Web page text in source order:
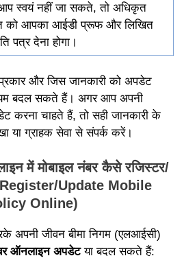
स्वयं नहीं जा सकते, तो अधिकृत
को आपका आईडी प्रूफ और लिखित
पत्र देना होगा।
और जिस जानकारी को अपडेट
बदल सकते हैं। अगर आप अपनी
करना चाहते हैं, तो सही जानकारी के
या ग्राहक सेवा से संपर्क करें।
में मोबाइल नंबर कैसे रजिस्टर/
Update Mobile
Online)
अपनी जीवन बीमा निगम (एलआईसी)
ऑनलाइन अपडेटया बदल सकते हैं: